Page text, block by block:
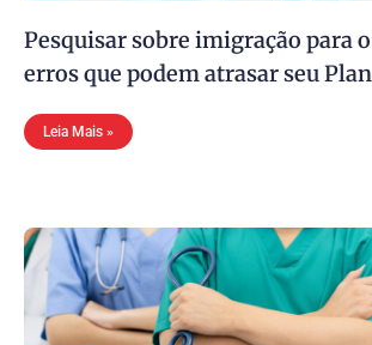
Pesquisar sobre imigração para o
erros que podem atrasar seu
Leia Mais »